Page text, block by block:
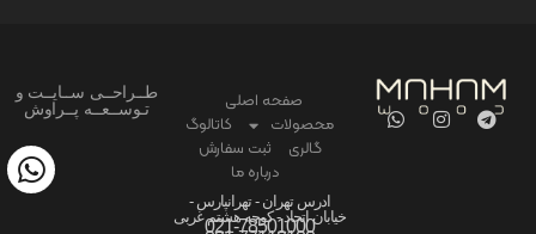
صفحه اصلی
محصولات
کاتالوگ
گالری
ثبت سفارش
درباره ما
ادرس تهران - تهرانپارس -
خیابان اتحاد - کوچه هشتم غربی
021-78501000
طــراحــی ســایــت و
تـوســعــه پــراوش